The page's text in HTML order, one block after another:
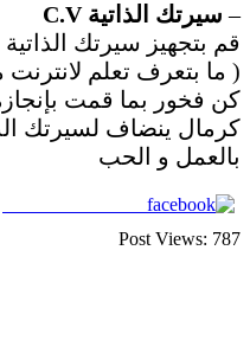
– سيرتك الذاتية C.V
قم بتجهيز سيرتك
( ما بتعرف تعلم لانترنت
كن فخور بما قمت
كرمال ينضاف لسيرتك
بالعمل و الحب
Post Views: 787